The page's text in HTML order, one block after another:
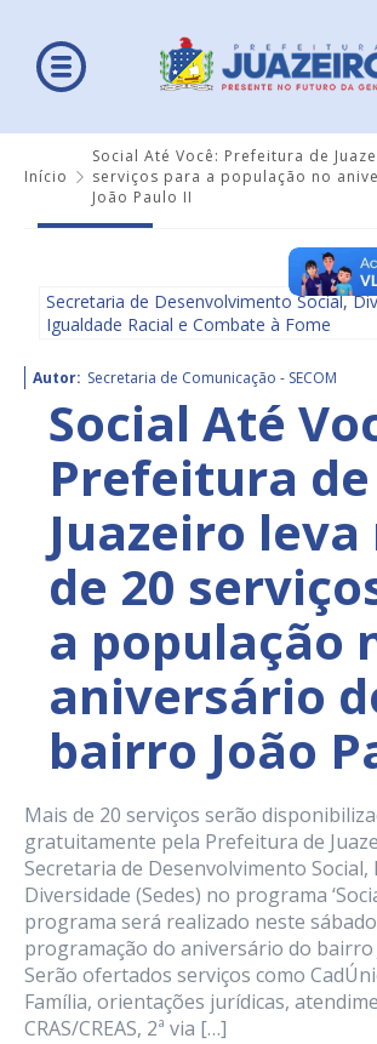
Início
Social Até Você: Prefeitura de
serviços para a população no
João Paulo II
Secretaria de Desenvolvimento Social,
Igualdade Racial e Combate à Fome
Autor: Secretaria de Comunicação - SECOM
Social Até
Prefeitura de
Juazeiro
de 20
a população
aniversário
bairro João
Mais de 20 serviços serão
gratuitamente pela Prefeitura de
Secretaria de Desenvolvimento Social,
Diversidade (Sedes) no programa
programa será realizado neste
programação do aniversário do bairro
Serão ofertados serviços como
Família, orientações jurídicas,
CRAS/CREAS, 2ª via […]